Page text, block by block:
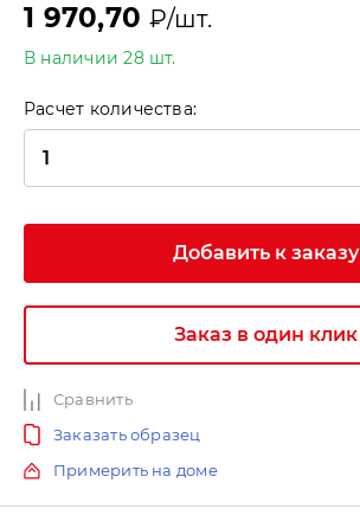
1 970,70₽/шт.
В наличии 28 шт.
Расчет количества:
Добавить к заказу
Заказ в один клик
Сравнить
Заказать образец
Примерить на доме